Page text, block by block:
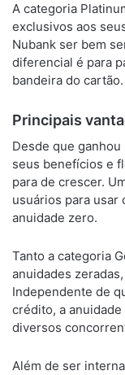
A categoria
exclusivos aos
Nubank ser bem
diferencial é para
bandeira do cartão.
Principais
Desde que
seus benefícios e
para de crescer.
usuários para usar
anuidade zero.
Tanto a categoria
anuidades
Independente de
crédito, a
diversos
Além de ser